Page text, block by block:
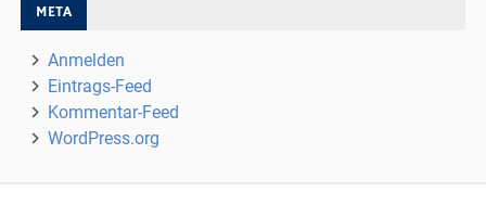
META
Anmelden
Eintrags-Feed
Kommentar-Feed
WordPress.org